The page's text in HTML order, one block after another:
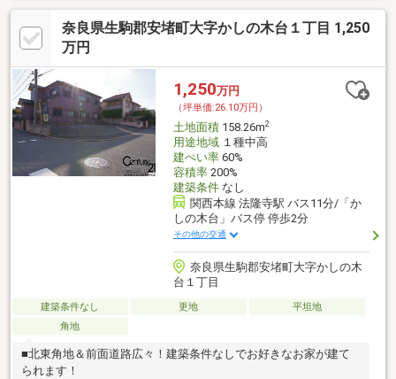
奈良県生駒郡安堵町大字かしの木台１丁目 1,250
万円
1,250万円
（坪単価:26.10万円）
土地面積158.26m2
用途地域１種中高
建ぺい率60%
容積率200%
建築条件なし
関西本線 法隆寺駅 バス11分/「か
しの木台」バス停 停歩2分
その他の交通
奈良県生駒郡安堵町大字かしの木
台１丁目
建築条件なし 更地
平坦地
角地
■北東角地＆前面道路広々！建築条件なしでお好きなお家が建て
られます！